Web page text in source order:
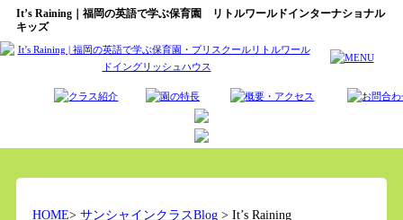
It’s Raining｜福岡の英語で学ぶ保育園 リトルワールドインターナショナル
キッズ
HOME> サンシャインクラスBlog> It’s Raining